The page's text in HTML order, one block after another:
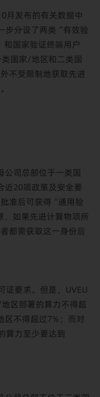
月发布的有关数据中
步分设了两类“有效验
国家验证终端用户
国家/地区和二类国
不受限制地获取先进
司总部位于一类国
近20项政策及安全要
准后可获得“通用验
如果先进计算物项所
都需获取这一身份后
证要求。但是，UVEU
区部署的算力不得超
不得超过7%；而对
算力至少要达到